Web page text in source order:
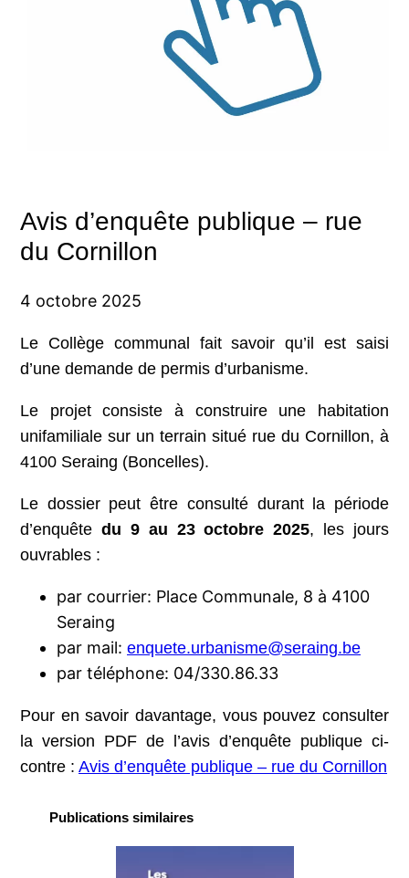
Avis d’enquête publique – rue
du Cornillon
4 octobre 2025
Le Collège communal fait savoir qu’il est saisi
d’une demande de permis d’urbanisme.
Le projet consiste à construire une habitation
unifamiliale sur un terrain situé rue du Cornillon, à
4100 Seraing (Boncelles).
Le dossier peut être consulté durant la période
d’enquête du 9 au 23 octobre 2025, les jours
ouvrables :
par courrier: Place Communale, 8 à 4100
Seraing
par mail: enquete.urbanisme@seraing.be
par téléphone: 04/330.86.33
Pour en savoir davantage, vous pouvez consulter
la version PDF de l’avis d’enquête publique ci-
contre : Avis d’enquête publique – rue du Cornillon
Publications similaires